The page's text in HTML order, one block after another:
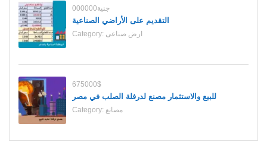
000000جنية
التقديم على الأراضي الصناعية
Category: ارض صناعى
675000$
للبيع والاستثمار مصنع لدرفلة الصلب في مصر
Category: مصانع